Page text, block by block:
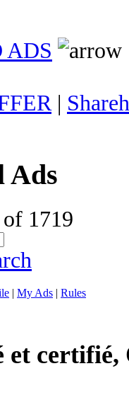
ADS
|
Ads
1719
| My Ads | Rules
certifié,